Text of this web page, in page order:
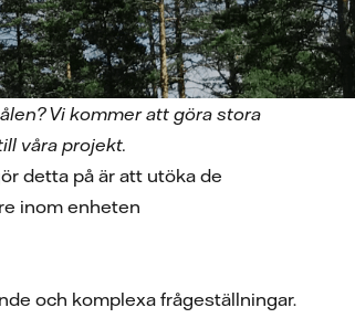
Vi kommer att göra stora
våra projekt.
detta på är att utöka de
inom enheten
och komplexa frågeställningar.